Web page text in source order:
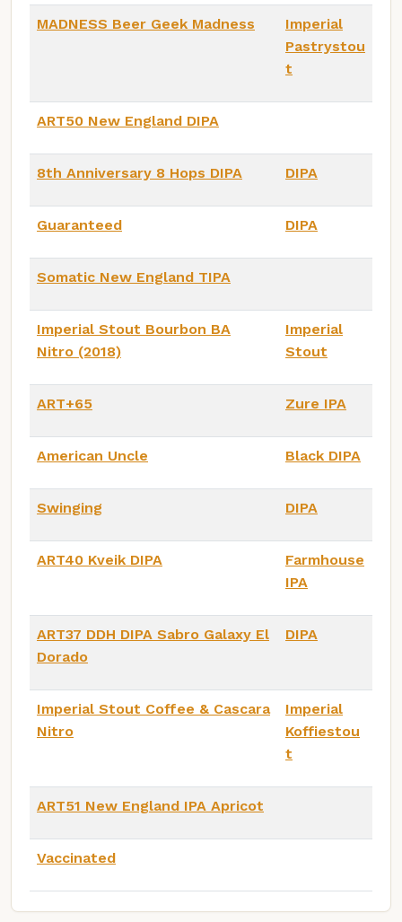
MADNESS Beer Geek Madness
Imperial
Pastrystou
t
ART50 New England DIPA
8th Anniversary 8 Hops DIPA DIPA
Guaranteed DIPA
Somatic New England TIPA
Imperial Stout Bourbon BA
Nitro (2018)
Imperial
Stout
ART+65 Zure IPA
American Uncle Black DIPA
Swinging DIPA
ART40 Kveik DIPA
Farmhouse
IPA
ART37 DDH DIPA Sabro Galaxy El
Dorado
DIPA
Imperial Stout Coffee & Cascara
Nitro
Imperial
Koffiestou
t
ART51 New England IPA Apricot
Vaccinated